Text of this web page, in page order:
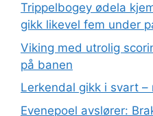
Trippelbogey ødela
gikk likevel fem under
Viking med utrolig
på banen
Lerkendal gikk i svart
Evenepoel avslører: